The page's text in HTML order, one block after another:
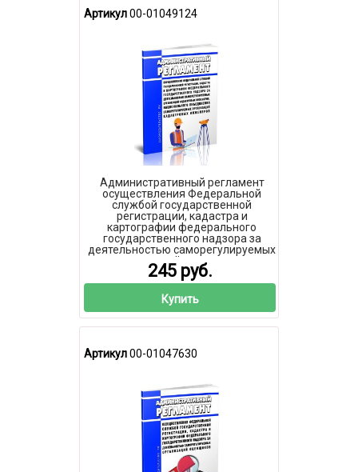
Артикул00-01049124
Административный регламент
осуществления Федеральной
службой государственной
регистрации, кадастра и
картографии федерального
государственного надзора за
деятельностью саморегулируемых
организаций кадастровых
инженеров, национального
объединения саморегулируемых
организаций кадастровых
инженеров 2026 год. Последняя
редакция
245 руб.
Купить
Артикул00-01047630